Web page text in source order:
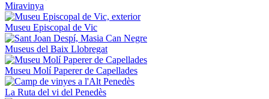
Miravinya
Museu Episcopal de Vic
Museus del Baix Llobregat
Museu Molí Paperer de Capellades
La Ruta del vi del Penedès